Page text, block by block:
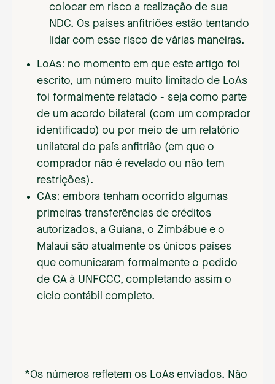
colocar em risco a realização de sua
NDC. Os países anfitriões estão tentando
lidar com esse risco de várias maneiras.
LoAs: no momento em que este artigo foi
escrito, um número muito limitado de LoAs
foi formalmente relatado - seja como parte
de um acordo bilateral (com um comprador
identificado) ou por meio de um relatório
unilateral do país anfitrião (em que o
comprador não é revelado ou não tem
restrições) .
CAs: embora tenham ocorrido algumas
primeiras transferências de créditos
autorizados, a Guiana, o Zimbábue e o
Malaui são atualmente os únicos países
que comunicaram formalmente o pedido
de CA à UNFCCC, completando assim o
ciclo contábil completo.
*Os números refletem os LoAs enviados. Não